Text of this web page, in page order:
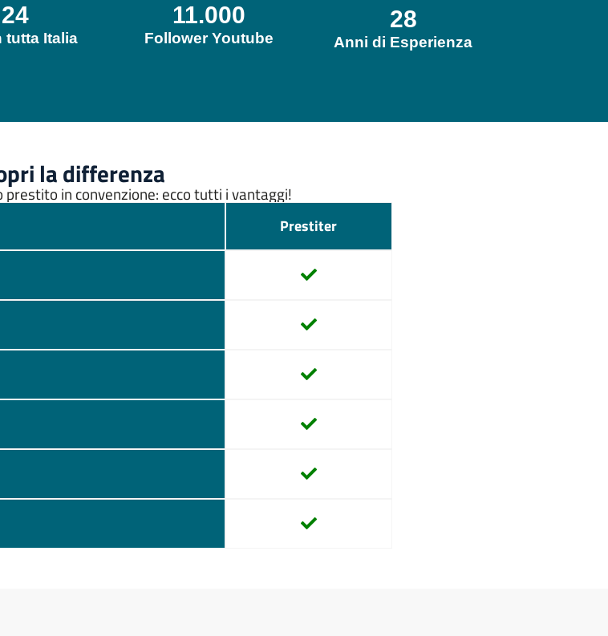
tutta Italia
24
Follower Youtube
11.000
Anni di Esperienza
28
la differenza
in convenzione: ecco tutti i vantaggi!
Prestiter